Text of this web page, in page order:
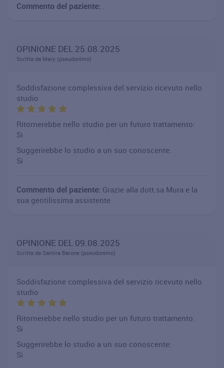
Commento del paziente: .
OPINIONE DEL 25.08.2025
Scritta da Mary (pseudonimo)
Soddisfazione complessiva del servizio ricevuto nello
studio
Ritornerebbe nello studio per un futuro trattamento:
Si
Suggerirebbe lo studio a un suo conoscente:
Si
Commento del paziente: Grazie alla dott.sa Mura e la
sua gentilissima assistente
OPINIONE DEL 09.08.2025
Scritta da Samira Barone (pseudonimo)
Soddisfazione complessiva del servizio ricevuto nello
studio
Ritornerebbe nello studio per un futuro trattamento:
Si
Suggerirebbe lo studio a un suo conoscente:
Si